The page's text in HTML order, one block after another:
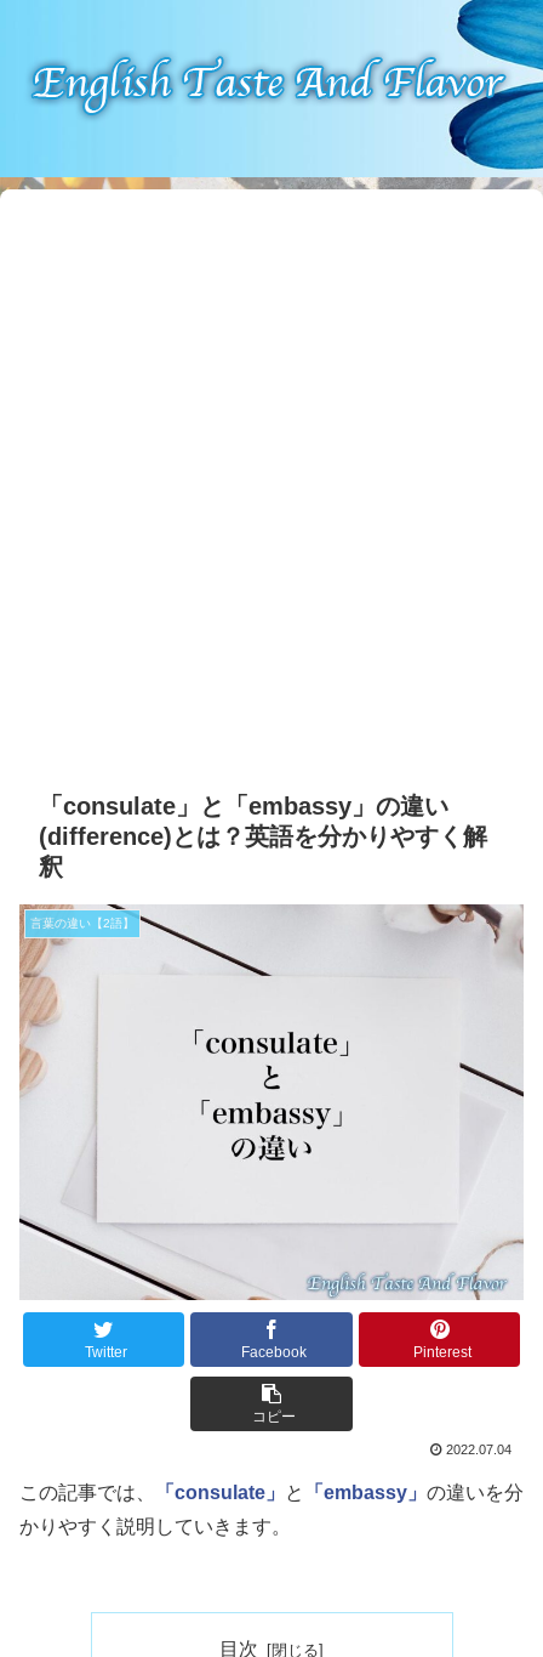
「consulate」と「embassy」の違い
(difference)とは？英語を分かりやすく解
釈
言葉の違い【2語】
Twitter Facebook Pinterest
コピー
2022.07.04
この記事では、 「consulate」 と 「embassy」 の違いを分
かりやすく説明していきます。
目次